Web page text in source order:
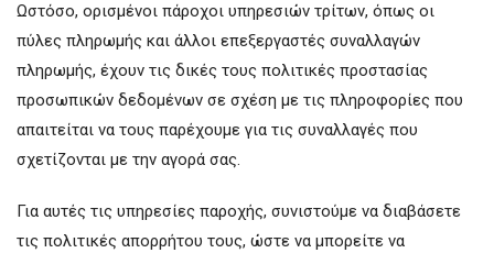
Ωστόσο, ορισμένοι πάροχοι υπηρεσιών τρίτων, όπως οι
πύλες πληρωμής και άλλοι επεξεργαστές συναλλαγών
πληρωμής, έχουν τις δικές τους πολιτικές προστασίας
προσωπικών δεδομένων σε σχέση με τις πληροφορίες που
απαιτείται να τους παρέχουμε για τις συναλλαγές που
σχετίζονται με την αγορά σας.
Για αυτές τις υπηρεσίες παροχής, συνιστούμε να διαβάσετε
τις πολιτικές απορρήτου τους, ώστε να μπορείτε να